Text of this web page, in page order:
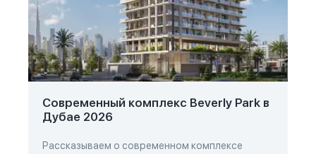
Современный комплекс Beverly Park в
Дубае 2026
Рассказываем о современном комплексе